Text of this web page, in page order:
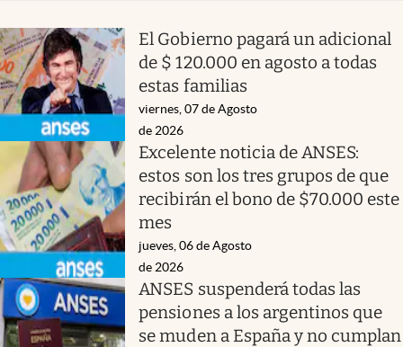
El Gobierno pagará un adicional
de $ 120.000 en agosto a todas
estas familias
viernes, 07 de Agosto
de 2026
Excelente noticia de ANSES:
estos son los tres grupos de que
recibirán el bono de $70.000 este
mes
jueves, 06 de Agosto
de 2026
ANSES suspenderá todas las
pensiones a los argentinos que
se muden a España y no cumplan